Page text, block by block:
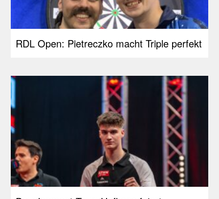
RDL Open: Pietreczko macht Triple perfekt